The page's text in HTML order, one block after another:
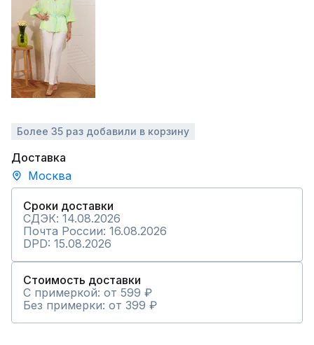
Более 35 раз добавили в корзину
Доставка
Москва
Сроки доставки
СДЭК: 14.08.2026
Почта России: 16.08.2026
DPD: 15.08.2026
Стоимость доставки
С примеркой: от 599 ₽
Без примерки: от 399 ₽